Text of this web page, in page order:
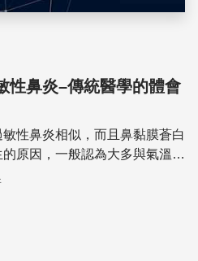
性鼻炎–傳統醫學的體會
性鼻炎相似，而且鼻黏膜蒼白
原因，一般認為大多與氣溫、